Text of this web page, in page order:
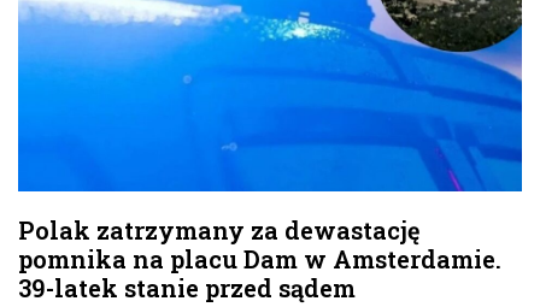
Polak zatrzymany za dewastację
pomnika na placu Dam w Amsterdamie.
39-latek stanie przed sądem